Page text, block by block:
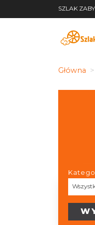
SZLAK
Główna